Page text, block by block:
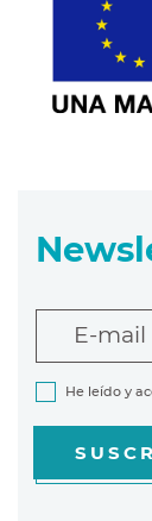
E-mail
He leído y